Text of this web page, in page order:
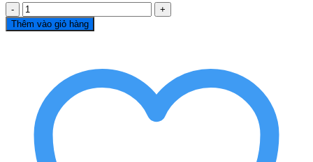
Hệ
thống
lọc
US01
lượng
Thêm vào giỏ hàng